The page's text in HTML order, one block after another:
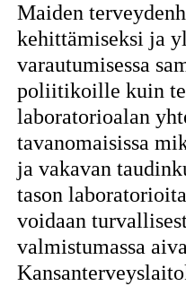
Maiden
kehittämiseksi ja
varautumisessa
poliitikoille kuin
laboratorioalan
tavanomaisissa
ja vakavan
tason
voidaan
valmistumassa